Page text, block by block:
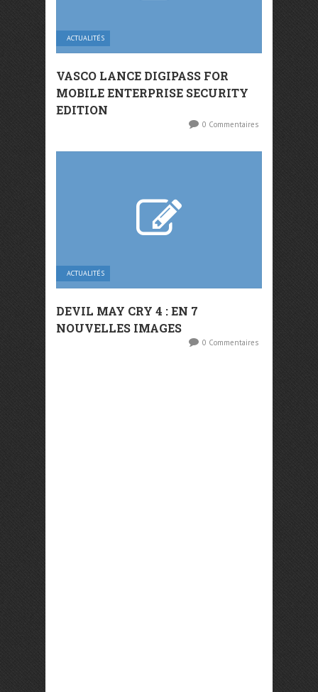
ACTUALITÉS
VASCO LANCE DIGIPASS FOR
MOBILE ENTERPRISE SECURITY
EDITION
0 Commentaires
ACTUALITÉS
DEVIL MAY CRY 4 : EN 7
NOUVELLES IMAGES
0 Commentaires